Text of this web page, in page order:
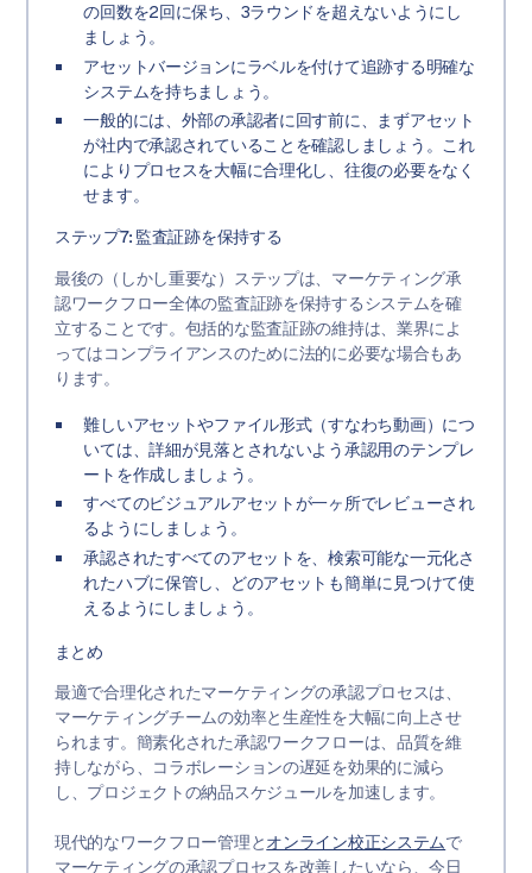
の回数を2回に保ち、3ラウンドを超えないようにし
ましょう。
アセットバージョンにラベルを付けて追跡する明確な
システムを持ちましょう。
一般的には、外部の承認者に回す前に、まずアセット
が社内で承認されていることを確認しましょう。これ
によりプロセスを大幅に合理化し、往復の必要をなく
せます。
ステップ7: 監査証跡を保持する
最後の（しかし重要な）ステップは、マーケティング承
認ワークフロー全体の監査証跡を保持するシステムを確
立することです。包括的な監査証跡の維持は、業界によ
ってはコンプライアンスのために法的に必要な場合もあ
ります。
難しいアセットやファイル形式（すなわち動画）につ
いては、詳細が見落とされないよう承認用のテンプレ
ートを作成しましょう。
すべてのビジュアルアセットが一ヶ所でレビューされ
るようにしましょう。
承認されたすべてのアセットを、検索可能な一元化さ
れたハブに保管し、どのアセットも簡単に見つけて使
えるようにしましょう。
まとめ
最適で合理化されたマーケティングの承認プロセスは、
マーケティングチームの効率と生産性を大幅に向上させ
られます。簡素化された承認ワークフローは、品質を維
持しながら、コラボレーションの遅延を効果的に減ら
し、プロジェクトの納品スケジュールを加速します。
現代的なワークフロー管理とオンライン校正システムで
マーケティングの承認プロセスを改善したいなら、今日